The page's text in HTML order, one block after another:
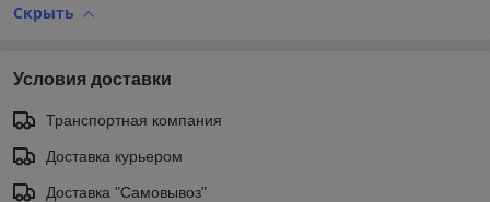
Скрыть
Условия доставки
Транспортная компания
Доставка курьером
Доставка "Самовывоз"